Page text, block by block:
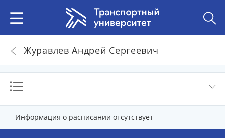
Журавлев Андрей Сергеевич
Информация о расписании отсутствует